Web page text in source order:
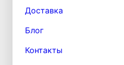
Доставка
Блог
Контакты